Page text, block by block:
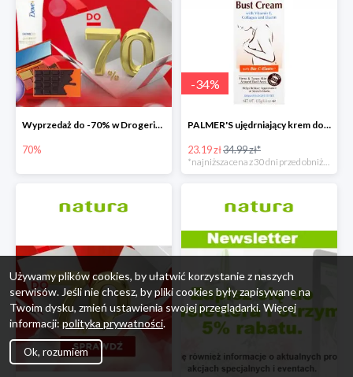
Wyprzedaż do -70% w Drogerie Natura
70%
-34%
PALMER'S ujędrniający krem do biustu
23.19 zł34.99 zł*
Używamy plików cookies, by ułatwić korzystanie z naszych
serwisów. Jeśli nie chcesz, by pliki cookies były zapisywane na
Twoim dysku, zmień ustawienia swojej przeglądarki. Więcej
informacji: polityka prywatności.
Ok, rozumiem